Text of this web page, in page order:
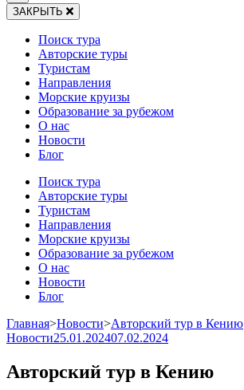
ЗАКРЫТЬ
Поиск тура
Авторские туры
Туристам
Направления
Морские круизы
Образование за рубежом
О нас
Новости
Блог
Поиск тура
Авторские туры
Туристам
Направления
Морские круизы
Образование за рубежом
О нас
Новости
Блог
Главная>Новости>Авторский тур в Кению
Новости25.01.202407.02.2024
Авторский тур в Кению